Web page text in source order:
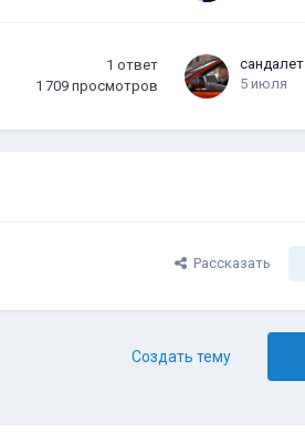
1 ответ
1 709 просмотров
сандалет
5 июля
Рассказать
Создать тему